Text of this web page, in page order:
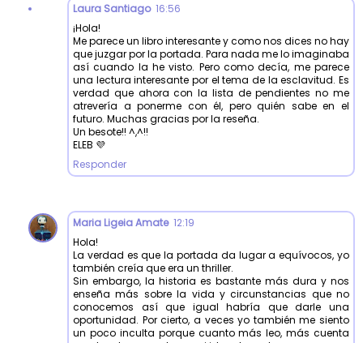
Laura Santiago 16:56
¡Hola!
Me parece un libro interesante y como nos dices no hay
que juzgar por la portada. Para nada me lo imaginaba
así cuando la he visto. Pero como decía, me parece
una lectura interesante por el tema de la esclavitud. Es
verdad que ahora con la lista de pendientes no me
atrevería a ponerme con él, pero quién sabe en el
futuro. Muchas gracias por la reseña.
Un besote!! ^,^!!
ELEB 💜
Responder
Maria Ligeia Amate 12:19
Hola!
La verdad es que la portada da lugar a equívocos, yo
también creía que era un thriller.
Sin embargo, la historia es bastante más dura y nos
enseña más sobre la vida y circunstancias que no
conocemos así que igual habría que darle una
oportunidad. Por cierto, a veces yo también me siento
un poco inculta porque cuanto más leo, más cuenta